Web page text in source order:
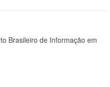
Brasileiro de Informação em